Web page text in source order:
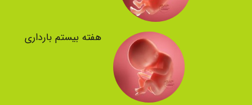
هفته بیستم بارداری